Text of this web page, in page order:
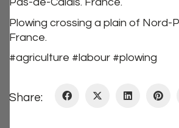
Plowing crossing a plain of Nord-
France.
#agriculture #labour #plowing
Share: